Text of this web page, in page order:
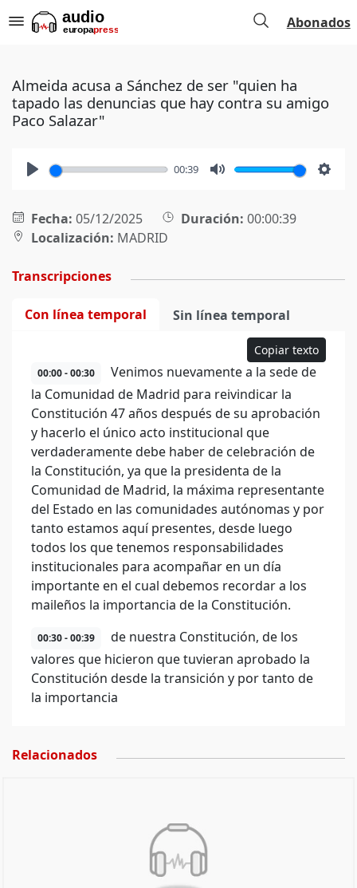
Abonados
Almeida acusa a Sánchez de ser "quien ha
tapado las denuncias que hay contra su amigo
Paco Salazar"
00:39
Fecha: 05/12/2025 Duración: 00:00:39
Localización: MADRID
Transcripciones
Con línea temporal Sin línea temporal
Copiar texto
00:00 - 00:30
Venimos nuevamente a la sede de
la Comunidad de Madrid para reivindicar la
Constitución 47 años después de su aprobación
y hacerlo el único acto institucional que
verdaderamente debe haber de celebración de
la Constitución, ya que la presidenta de la
Comunidad de Madrid, la máxima representante
del Estado en las comunidades autónomas y por
tanto estamos aquí presentes, desde luego
todos los que tenemos responsabilidades
institucionales para acompañar en un día
importante en el cual debemos recordar a los
maileños la importancia de la Constitución.
00:30 - 00:39
de nuestra Constitución, de los
valores que hicieron que tuvieran aprobado la
Constitución desde la transición y por tanto de
la importancia
Relacionados